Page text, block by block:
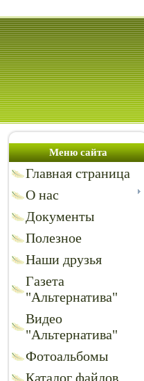
Меню сайта
Главная страница
О нас
Документы
Полезное
Наши друзья
Газета
"Альтернатива"
Видео
"Альтернатива"
Фотоальбомы
Каталог файлов